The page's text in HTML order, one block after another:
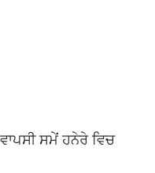
ਸਮੇਂ ਹਨੇਰੇ ਵਿਚ